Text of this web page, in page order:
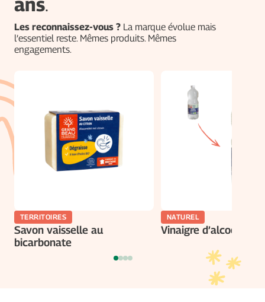
Les reconnaissez-vous ? La marque évolue mais
l’essentiel reste. Mêmes produits. Mêmes
engagements.
TERRITOIRES
Savon vaisselle au
bicarbonate
NATUREL
Vinaigre d’alcool bio